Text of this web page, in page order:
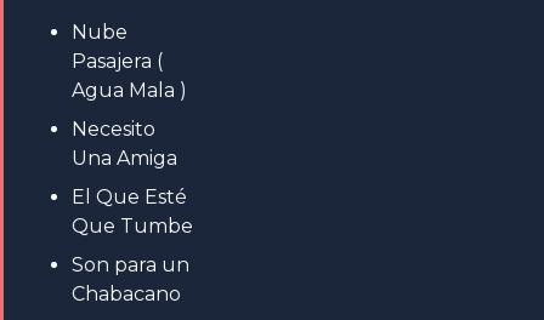
Nube
Pasajera (
Agua Mala )
Necesito
Una Amiga
El Que Esté
Que Tumbe
Son para un
Chabacano